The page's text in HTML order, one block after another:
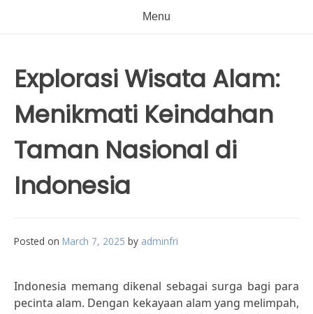
Menu
Explorasi Wisata Alam:
Menikmati Keindahan
Taman Nasional di
Indonesia
Posted on March 7, 2025 by adminfri
Indonesia memang dikenal sebagai surga bagi para
pecinta alam. Dengan kekayaan alam yang melimpah,